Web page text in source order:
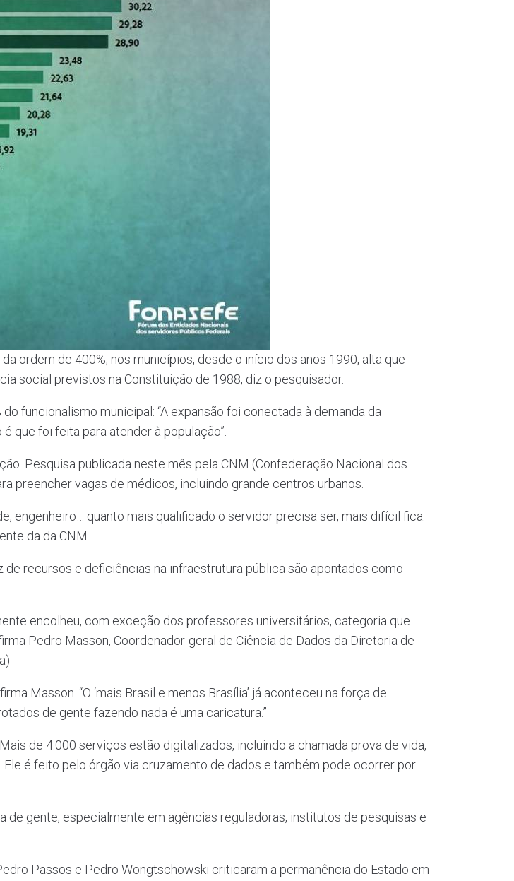
ordem de 400%, nos municípios, desde o início dos anos 1990, alta que
social previstos na Constituição de 1988, diz o pesquisador.
funcionalismo municipal: “A expansão foi conectada à demanda da
que foi feita para atender à população”.
Pesquisa publicada neste mês pela CNM (Confederação Nacional dos
preencher vagas de médicos, incluindo grande centros urbanos.
engenheiro… quanto mais qualificado o servidor precisa ser, mais difícil fica.
da da CNM.
recursos e deficiências na infraestrutura pública são apontados como
encolheu, com exceção dos professores universitários, categoria que
Pedro Masson, Coordenador-geral de Ciência de Dados da Diretoria de
Masson. “O ‘mais Brasil e menos Brasília’ já aconteceu na força de
de gente fazendo nada é uma caricatura.”
de 4.000 serviços estão digitalizados, incluindo a chamada prova de vida,
é feito pelo órgão via cruzamento de dados e também pode ocorrer por
gente, especialmente em agências reguladoras, institutos de pesquisas e
Passos e Pedro Wongtschowski criticaram a permanência do Estado em